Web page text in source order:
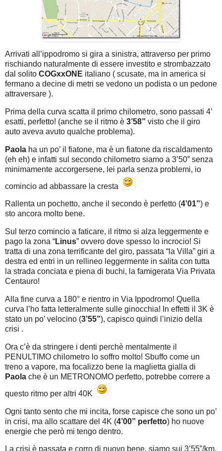
Arrivati all’ippodromo si gira a sinistra, attraverso per primo
rischiando naturalmente di essere investito e strombazzato
dal solito COGxxONE italiano ( scusate, ma in america si
fermano a decine di metri se vedono un podista o un pedone
attraversare ).
Prima della curva scatta il primo chilometro, sono passati 4’
esatti, perfetto! (anche se il ritmo è 3’58” visto che il giro
auto aveva avuto qualche problema).
Paola ha un po’ il fiatone, ma è un fiatone da riscaldamento
(eh eh) e infatti sul secondo chilometro siamo a 3’50” senza
minimamente accorgersene, lei parla senza problemi, io
comincio ad abbassare la cresta
Rallenta un pochetto, anche il secondo è perfetto (4’01”) e
sto ancora molto bene.
Sul terzo comincio a faticare, il ritmo si alza leggermente e
pago la zona “Linus” ovvero dove spesso lo incrocio! Si
tratta di una zona terrificante del giro, passata “la Villa” giri a
destra ed entri in un rellineo leggermente in salita con tutta
la strada conciata e piena di buchi, la famigerata Via Privata
Centauro!
Alla fine curva a 180° e rientro in Via Ippodromo! Quella
curva l’ho fatta letteralmente sulle ginocchia! In effetti il 3K è
stato un po’ velocino (3’55”), capisco quindi l’inizio della
crisi .
Ora c’è da stringere i denti perchè mentalmente il
PENULTIMO chilometro lo soffro molto! Sbuffo come un
treno a vapore, ma focalizzo bene la maglietta gialla di
Paola che è un METRONOMO perfetto, potrebbe correre a
questo ritmo per altri 40K
Ogni tanto sento che mi incita, forse capisce che sono un po’
in crisi, ma allo scattare del 4K (4’00” perfetto) ho nuove
energie che però mi tengo dentro.
La crisi è passata e corro di nuovo bene, siamo sui 3’55”/km,